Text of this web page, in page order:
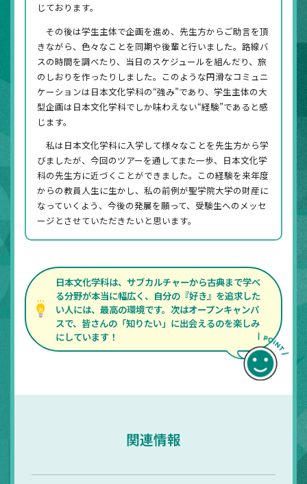
じております。
その後は学生主体で企画を進め、先生方からご助言を頂
きながら、色々なことを同期や後輩と行いました。路線バ
スの時間を調べたり、当日のスケジュールを組んだり、旅
のしおりを作ったりしました。このような円滑なコミュニ
ケーションは日本文化学科の“強み”であり、学生主体の大
型企画は日本文化学科でしか味わえない“経験”であると感
じます。
私は日本文化学科に入学して様々なことを先生方から学
びましたが、今回のツアーを通してまた一歩、日本文化学
科の先生方に近づくことができました。この経験を来年度
からの教員人生に生かし、私の前例が聖学院大学の財産に
なっていくよう、今後の発展を願って、受験生へのメッセ
ージとさせていただきたいと思います。
日本文化学科は、サブカルチャーから古典まで学べ
る分野が本当に幅広く、自分の『好き』を追求した
い人には、最高の環境です。次はオープンキャンパ
スで、皆さんの「知りたい」に出会えるのを楽しみ
にしています！
関連情報